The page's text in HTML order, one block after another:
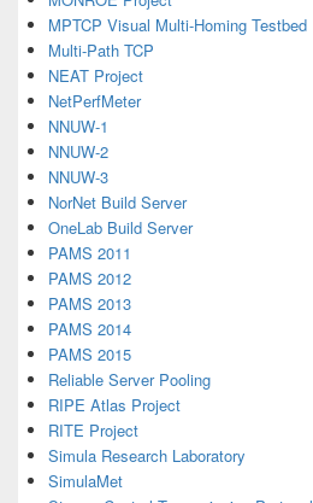
MPTCP Visual Multi-Homing Testbed
Multi-Path TCP
NEAT Project
NetPerfMeter
NNUW-1
NNUW-2
NNUW-3
NorNet Build Server
OneLab Build Server
PAMS 2011
PAMS 2012
PAMS 2013
PAMS 2014
PAMS 2015
Reliable Server Pooling
RIPE Atlas Project
RITE Project
Simula Research Laboratory
SimulaMet